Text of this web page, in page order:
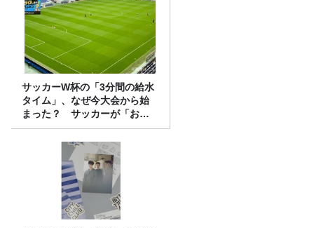
サッカーW杯の「3分間の給水
タイム」、なぜ今大会から始
まった？ サッカーが「お
金」に変わる仕組み